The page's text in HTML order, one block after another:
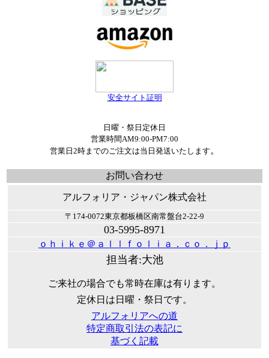
安全サイト証明
日曜・祭日定休日
営業時間AM9:00-PM7:00
営業日2時までのご注文は当日発送いたします 。
お問い合わせ
アルフォリア・ジャパン株式会社
〒174-0072東京都板橋区南常盤台2-22-9
03-5995-8971
ｏｈｉｋｅ＠ａｌｌｆｏｌｉａ．ｃｏ．ｊｐ
担当者:大池
ご来社の場合でも常時在庫は有ります。
定休日は日曜・祭日です。
アルフォリアへの道
特定商取引法の表記に
基づく記載